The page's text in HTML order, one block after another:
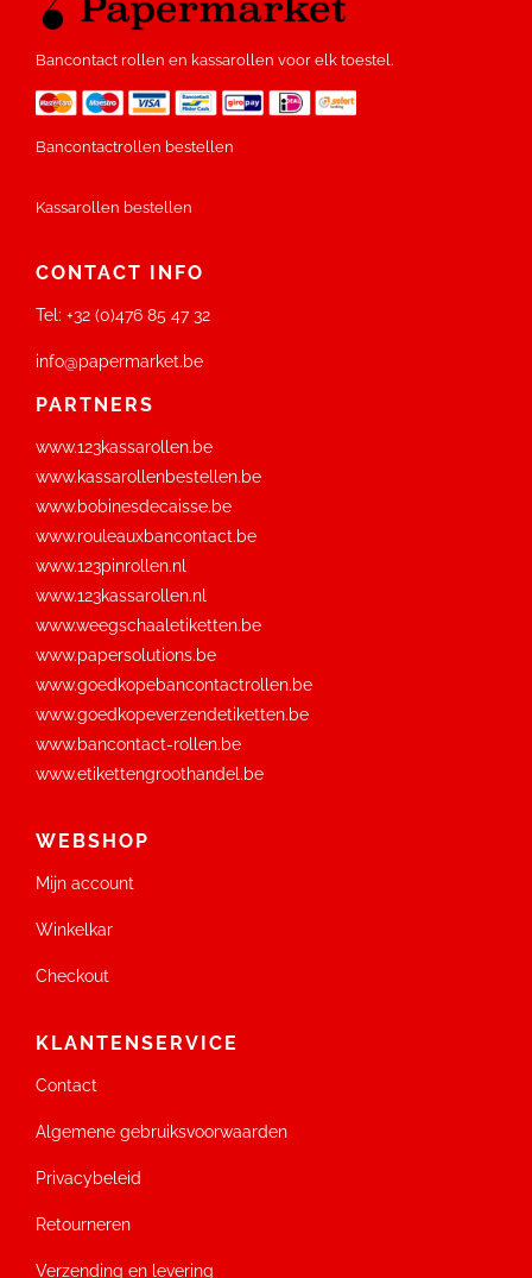
Bancontact rollen en kassarollen voor elk toestel.
Bancontactrollen bestellen
Kassarollen bestellen
CONTACT INFO
Tel: +32 (0)476 85 47 32
info@papermarket.be
PARTNERS
www.123kassarollen.be
www.kassarollenbestellen.be
www.bobinesdecaisse.be
www.rouleauxbancontact.be
www.123pinrollen.nl
www.123kassarollen.nl
www.weegschaaletiketten.be
www.papersolutions.be
www.goedkopebancontactrollen.be
www.goedkopeverzendetiketten.be
www.bancontact-rollen.be
www.etikettengroothandel.be
WEBSHOP
Mijn account
Winkelkar
Checkout
KLANTENSERVICE
Contact
Algemene gebruiksvoorwaarden
Privacybeleid
Retourneren
Verzending en levering